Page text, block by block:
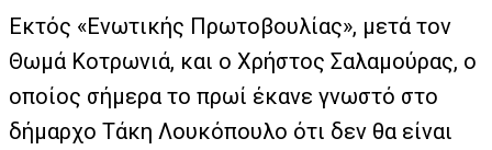
Εκτός «Ενωτικής Πρωτοβουλίας», μετά τον
Θωμά Κοτρωνιά, και ο Χρήστος Σαλαμούρας, ο
οποίος σήμερα το πρωί έκανε γνωστό στο
δήμαρχο Τάκη Λουκόπουλο ότι δεν θα είναι